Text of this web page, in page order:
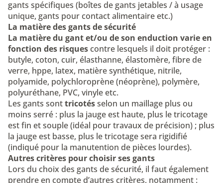
gants spécifiques (boîtes de gants jetables / à usage
unique, gants pour contact alimentaire etc.)
La matière des gants de sécurité
La matière du gant et/ou de son enduction varie en
fonction des risquescontre lesquels il doit protéger :
butyle, coton, cuir, élasthanne, élastomère, fibre de
verre, hppe, latex, matière synthétique, nitrile,
polyamide, polychloroprène (néoprène), polymère,
polyuréthane, PVC, vinyle etc.
Les gants sonttricotésselon un maillage plus ou
moins serré : plus la jauge est haute, plus le tricotage
est fin et souple (idéal pour travaux de précision) ; plus
la jauge est basse, plus le tricotage sera rigidifié
(indiqué pour la manutention de pièces lourdes).
Autres critères pour choisir ses gants
Lors du choix des gants de sécurité, il faut également
prendre en compte d’autres critères, notamment :